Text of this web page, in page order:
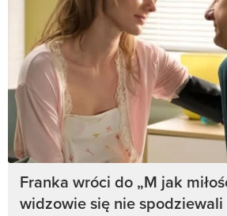
Franka wróci do „M jak
widzowie się nie spodziewali